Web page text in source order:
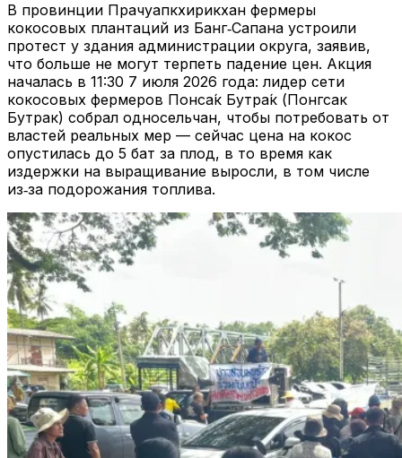
В провинции Прачуапкхирикхан фермеры
кокосовых плантаций из Банг‑Сапана устроили
протест у здания администрации округа, заявив,
что больше не могут терпеть падение цен. Акция
началась в 11:30 7 июля 2026 года: лидер сети
кокосовых фермеров Понса́к Бутра́к (Понгсак
Бутрак) собрал односельчан, чтобы потребовать от
властей реальных мер — сейчас цена на кокос
опустилась до 5 бат за плод, в то время как
издержки на выращивание выросли, в том числе
из‑за подорожания топлива.